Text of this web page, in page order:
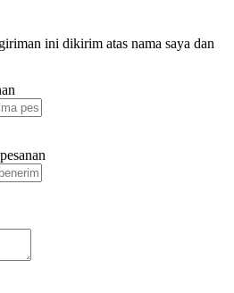
ini dikirim atas nama saya dan